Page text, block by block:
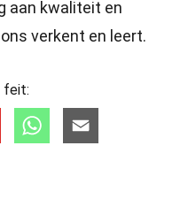
aan kwaliteit en
verkent en leert.
feit: